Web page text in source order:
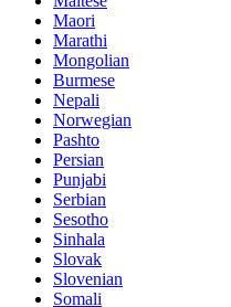
Maori
Marathi
Mongolian
Burmese
Nepali
Norwegian
Pashto
Persian
Punjabi
Serbian
Sesotho
Sinhala
Slovak
Slovenian
Somali